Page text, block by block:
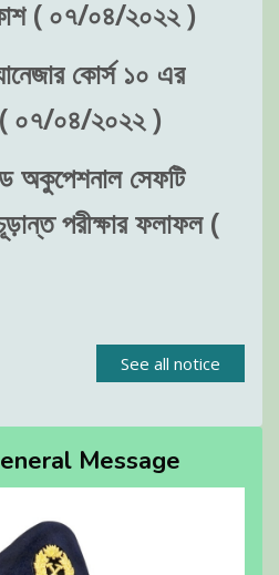
( ০৭/০৪/২০২২ )
কোর্স ১০ এর
( ০৭/০৪/২০২২ )
অকুপেশনাল সেফটি
পরীক্ষার ফলাফল (
See all notice
Message